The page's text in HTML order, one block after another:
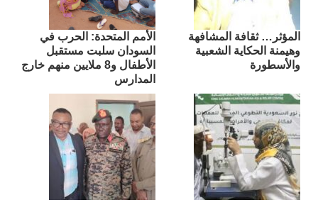
المؤثر… ثقافة المشافهة
وهيمنة الحكاية الشعبية
والأسطورة
الأمم المتحدة: الحرب في
السودان سلبت مستقبل
الأطفال و8 ملايين منهم خارج
المدارس